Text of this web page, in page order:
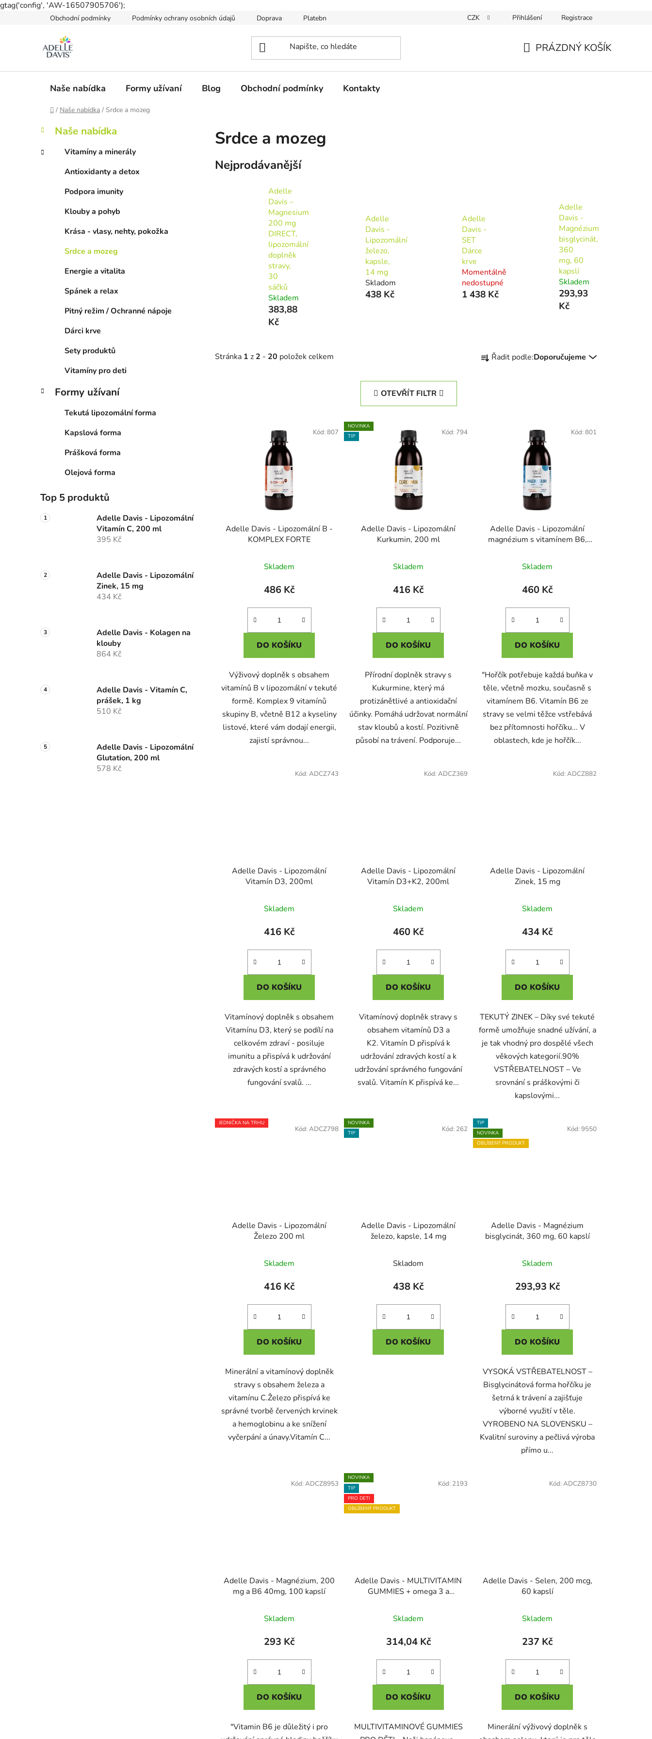
gtag('config', 'AW-16507905706');
Obchodní podmínky Podmínky ochrany osobních údajů Doprava Platební podmínky CZK Přihlášení Registrace
PRÁZDNÝ KOŠÍK
Naše nabídka Formy užívaní Blog Obchodní podmínky Kontakty
Domů
/ Naše nabídka / Srdce a mozeg
P
s
Přeskočit
kategorie
K
a
e
Naše nabídka
Vitamíny a minerály
Antioxidanty a detox
Podpora imunity
Klouby a pohyb
Krása - vlasy, nehty, pokožka
Srdce a mozeg
Energie a vitalita
Spánek a relax
Pitný režim / Ochranné nápoje
Dárci krve
Sety produktů
Vitamíny pro deti
Formy užívaní
Tekutá lipozomální forma
Kapslová forma
Prášková forma
Olejová forma
Top 5 produktů
Adelle Davis - Lipozomální
Vitamín C, 200 ml
395 Kč
Adelle Davis - Lipozomální
Zinek, 15 mg
434 Kč
Adelle Davis - Kolagen na
klouby
864 Kč
Adelle Davis - Vitamín C,
prášek, 1 kg
510 Kč
Adelle Davis - Lipozomální
Glutation, 200 ml
578 Kč
Srdce a mozeg
Nejprodávanější
Adelle
Davis –
Magnesium
200 mg
DIRECT,
lipozomální
doplněk
stravy,
30
sáčků
Skladem
383,88
Kč
Adelle
Davis -
Lipozomální
železo,
kapsle,
14 mg
Skladom
438 Kč
Adelle
Davis -
SET
Dárce
krve
Momentálně
nedostupné
1 438 Kč
Adelle
Davis -
Magnézium
bisglycinát,
360
mg, 60
kapslí
Skladem
293,93
Kč
Stránka 1 z 2 - 20 položek celkem
a Řadit podle:Doporučujeme
OTEVŘÍT FILTR
Adelle Davis - Lipozomální B -
KOMPLEX FORTE
Skladem
486 Kč
DO KOŠÍKU
Výživový doplněk s obsahem
vitamínů B v lipozomální v tekuté
formě. Komplex 9 vitamínů
skupiny B, včetně B12 a kyseliny
listové, které vám dodají energii,
zajistí správnou...
Kód: 807
NOVINKA
TIP
Adelle Davis - Lipozomální
Kurkumin, 200 ml
hodnocení
produktu
5,0
z
hvězdiček.
Skladem
416 Kč
DO KOŠÍKU
Přírodní doplněk stravy s
Kukurmine, který má
protizánětlivé a antioxidační
účinky. Pomáhá udržovat normální
stav kloubů a kostí. Pozitivně
působí na trávení. Podporuje...
Kód: 794
Adelle Davis - Lipozomální
magnézium s vitamínem B6,
Skladem
460 Kč
DO KOŠÍKU
"Hořčík potřebuje každá buňka v
těle, včetně mozku, současně s
vitamínem B6. Vitamín B6 ze
stravy se velmi těžce vstřebává
bez přítomnosti hořčíku... V
oblastech, kde je hořčík...
Kód: 801
Adelle Davis - Lipozomální
Vitamín D3, 200ml
Skladem
416 Kč
DO KOŠÍKU
Vitamínový doplněk s obsahem
Vitamínu D3, který se podílí na
celkovém zdraví - posiluje
imunitu a přispívá k udržování
zdravých kostí a správného
fungování svalů. ...
Kód: ADCZ743
Adelle Davis - Lipozomální
Vitamín D3+K2, 200ml
Skladem
460 Kč
DO KOŠÍKU
Vitamínový doplněk stravy s
obsahem vitamínů D3 a
K2. Vitamín D přispívá k
udržování zdravých kostí a k
udržování správného fungování
svalů. Vitamín K přispívá ke...
Kód: ADCZ369
Adelle Davis - Lipozomální
Zinek, 15 mg
Skladem
434 Kč
DO KOŠÍKU
TEKUTÝ ZINEK – Díky své tekuté
formě umožňuje snadné užívání, a
je tak vhodný pro dospělé všech
věkových kategorií.90%
VSTŘEBATELNOST – Ve
srovnání s práškovými či
kapslovými...
Kód: ADCZ882
JEDNIČKA NA TRHU
Adelle Davis - Lipozomální
Železo 200 ml
Skladem
416 Kč
DO KOŠÍKU
Minerální a vitamínový doplněk
stravy s obsahem železa a
vitamínu C.Železo přispívá ke
správné tvorbě červených krvinek
a hemoglobinu a ke snížení
vyčerpání a únavy.Vitamín C...
Kód: ADCZ798
NOVINKA
TIP
Adelle Davis - Lipozomální
železo, kapsle, 14 mg
Skladom
438 Kč
DO KOŠÍKU
Kód: 262
TIP
NOVINKA
OBLÍBENÝ PRODUKT
Adelle Davis - Magnézium
bisglycinát, 360 mg, 60 kapslí
Skladem
293,93 Kč
DO KOŠÍKU
VYSOKÁ VSTŘEBATELNOST –
Bisglycinátová forma hořčíku je
šetrná k trávení a zajišťuje
výborné využití v těle.
VYROBENO NA SLOVENSKU –
Kvalitní suroviny a pečlivá výroba
přímo u...
Kód: 9550
Adelle Davis - Magnézium, 200
mg a B6 40mg, 100 kapslí
Skladem
293 Kč
DO KOŠÍKU
"Vitamin B6 je důležitý i pro
Kód: ADCZ8953
NOVINKA
TIP
PRO DETI
OBLÍBENÝ PRODUKT
Adelle Davis - MULTIVITAMIN
GUMMIES + omega 3 a
hodnocení
produktu
5,0
z
hvězdiček.
Skladem
314,04 Kč
DO KOŠÍKU
MULTIVITAMINOVÉ GUMMIES
Kód: 2193
Adelle Davis - Selen, 200 mcg,
60 kapslí
Skladem
237 Kč
DO KOŠÍKU
Minerální výživový doplněk s
Kód: ADCZ8730